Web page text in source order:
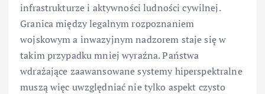
infrastrukturze i aktywności ludności cywilnej.
Granica między legalnym rozpoznaniem
wojskowym a inwazyjnym nadzorem staje się w
takim przypadku mniej wyraźna. Państwa
wdrażające zaawansowane systemy hiperspektralne
muszą więc uwzględniać nie tylko aspekt czysto